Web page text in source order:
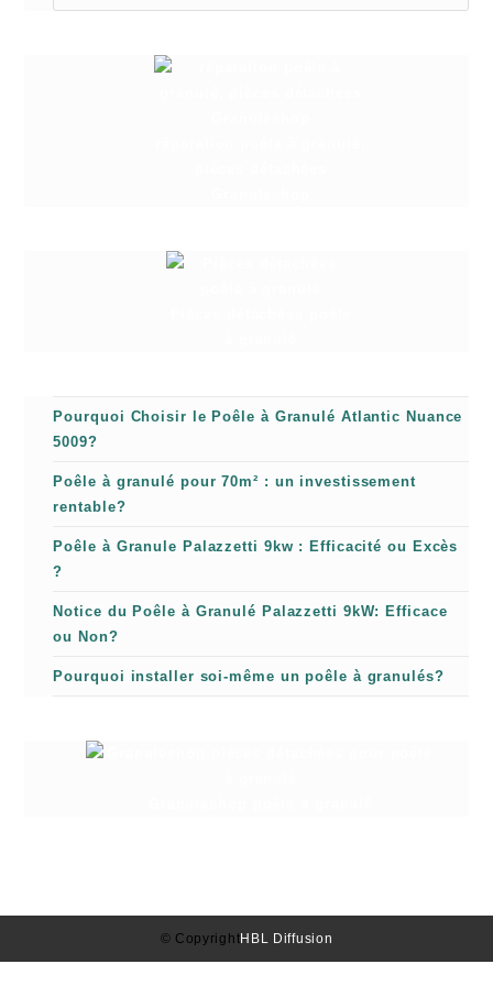
Pourquoi Choisir le Poêle à Granulé Atlantic Nuance
5009?
Poêle à granulé pour 70m² : un investissement
rentable?
Poêle à Granule Palazzetti 9kw : Efficacité ou Excès
?
Notice du Poêle à Granulé Palazzetti 9kW: Efficace
ou Non?
Pourquoi installer soi-même un poêle à granulés?
© CopyrightHBL Diffusion